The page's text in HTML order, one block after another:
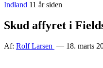
Indland 11 år siden
Skud affyret i
Af: Rolf Larsen — 18. marts